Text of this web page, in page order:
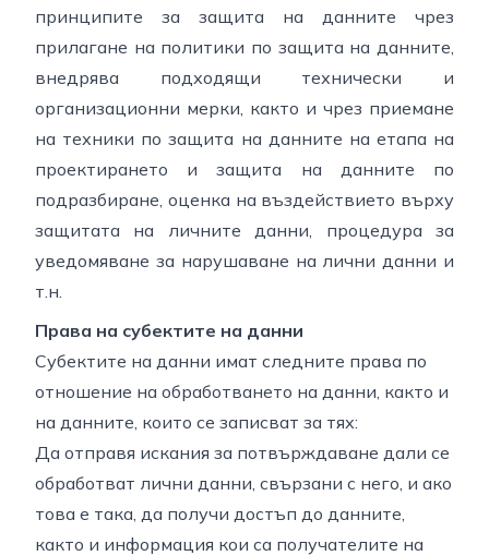
принципите за защита на данните чрез
прилагане на политики по защита на данните,
внедрява подходящи технически и
организационни мерки, както и чрез приемане
на техники по защита на данните на етапа на
проектирането и защита на данните по
подразбиране, оценка на въздействието върху
защитата на личните данни, процедура за
уведомяване за нарушаване на лични данни и
т.н.
Права на субектите на данни
Субектите на данни имат следните права по
отношение на обработването на данни, както и
на данните, които се записват за тях:
Да отправя искания за потвърждаване дали се
обработват лични данни, свързани с него, и ако
това е така, да получи достъп до данните,
както и информация кои са получателите на